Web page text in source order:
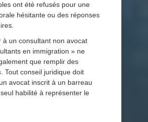
ont été refusés pour une
hésitante ou des réponses
un consultant non avocat
en immigration » ne
que remplir des
Tout conseil juridique doit
avocat inscrit à un barreau
habilité à représenter le